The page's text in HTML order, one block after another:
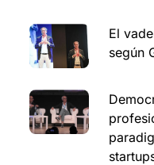
El
según